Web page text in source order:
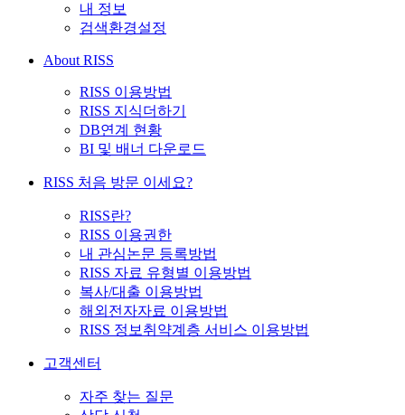
내 정보
검색환경설정
About RISS
RISS 이용방법
RISS 지식더하기
DB연계 현황
BI 및 배너 다운로드
RISS 처음 방문 이세요?
RISS란?
RISS 이용권한
내 관심논문 등록방법
RISS 자료 유형별 이용방법
복사/대출 이용방법
해외전자자료 이용방법
RISS 정보취약계층 서비스 이용방법
고객센터
자주 찾는 질문